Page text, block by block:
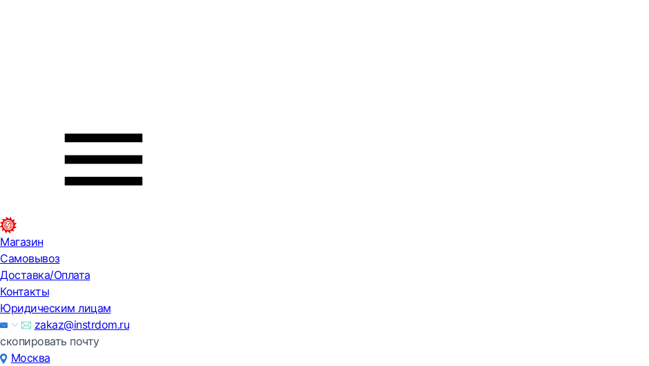
Магазин
Самовывоз
Доставка/Оплата
Контакты
Юридическим лицам
zakaz@instrdom.ru
скопировать почту
Москва